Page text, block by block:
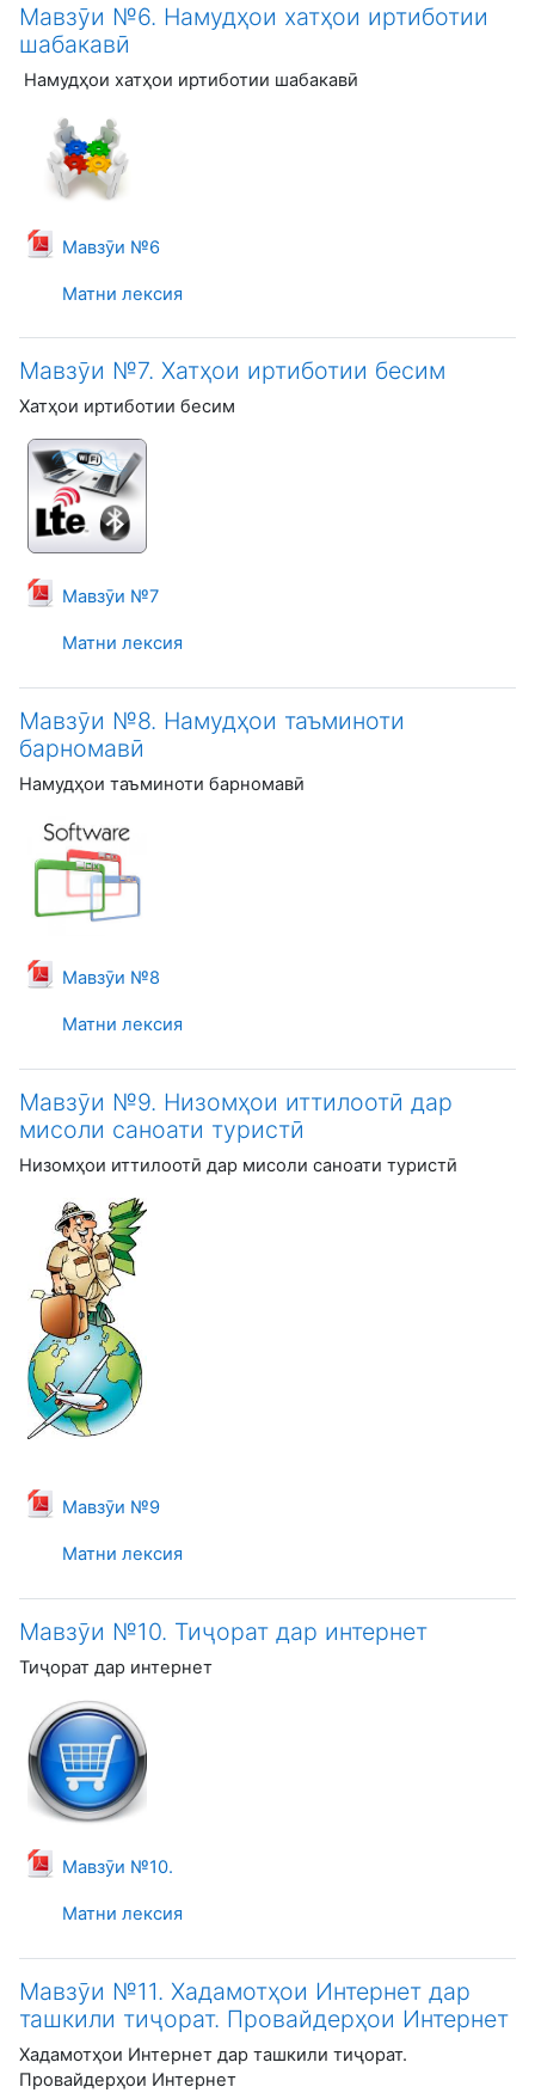
Мавзӯи №6. Намудҳои хатҳои иртиботии
шабакавӣ
Намудҳои хатҳои иртиботии шабакавӣ
Мавзӯи №6
Файл
Матни лексия
Мавзӯи №7. Хатҳои иртиботии бесим
Хатҳои иртиботии бесим
Мавзӯи №7
Файл
Матни лексия
Мавзӯи №8. Намудҳои таъминоти
барномавӣ
Намудҳои таъминоти барномавӣ
Мавзӯи №8
Файл
Матни лексия
Мавзӯи №9. Низомҳои иттилоотӣ дар
мисоли саноати туристӣ
Низомҳои иттилоотӣ дар мисоли саноати туристӣ
Мавзӯи №9
Файл
Матни лексия
Мавзӯи №10. Тиҷорат дар интернет
Тиҷорат дар интернет
Мавзӯи №10.
Файл
Матни лексия
Мавзӯи №11. Хадамотҳои Интернет дар
ташкили тиҷорат. Провайдерҳои Интернет
Хадамотҳои Интернет дар ташкили тиҷорат.
Провайдерҳои Интернет